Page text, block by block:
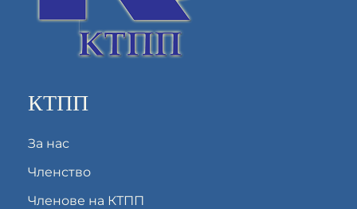
КТПП
За нас
Членство
Членове на КТПП